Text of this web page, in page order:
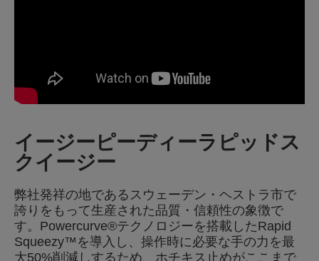
イージーピーディーラピッドス
クイージー
弊社発祥の地であるスウェーデン・ヘストラ市で
誇りをもって生産された品質・信頼性の象徴で
す。Powercurve®テクノロジーを搭載したRapid
Squeezy™を導入し、操作時に必要な手の力を最
大50%削減しするため、ホチキス止めがここまで